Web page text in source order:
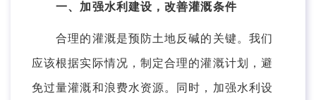
一、加强水利建设，改善灌溉条件
合理的灌溉是预防土地反碱的关键。我们
应该根据实际情况，制定合理的灌溉计划，避
免过量灌溉和浪费水资源。同时，加强水利设